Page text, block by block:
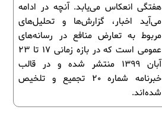
هفتگی انعکاس می‌یابد. آنچه در ادامه
می‌آید اخبار، گزارش‌ها و تحلیل‌های
مربوط به تعارض منافع در رسانه‌های
عمومی است که در بازه زمانی 17 تا 23
آبان 1399 منتشر شده و در قالب
خبرنامه شماره 20 تجمیع و تلخیص
شده‌اند.